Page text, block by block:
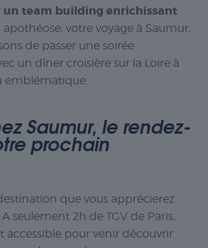
un team building enrichissant.
votre voyage à Saumur,
de passer une soirée
un dîner croisière sur la Loire à
emblématique.
Saumur, le rendez-
prochain
que vous apprécierez
seulement 2h de TGV de Paris,
accessible pour venir découvrir